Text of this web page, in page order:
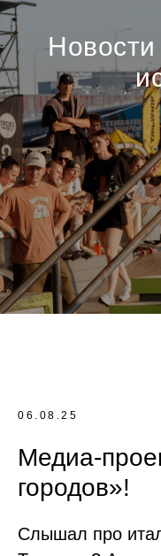
Новости
06.08.25
Медиа-
городов»!
Слышал про